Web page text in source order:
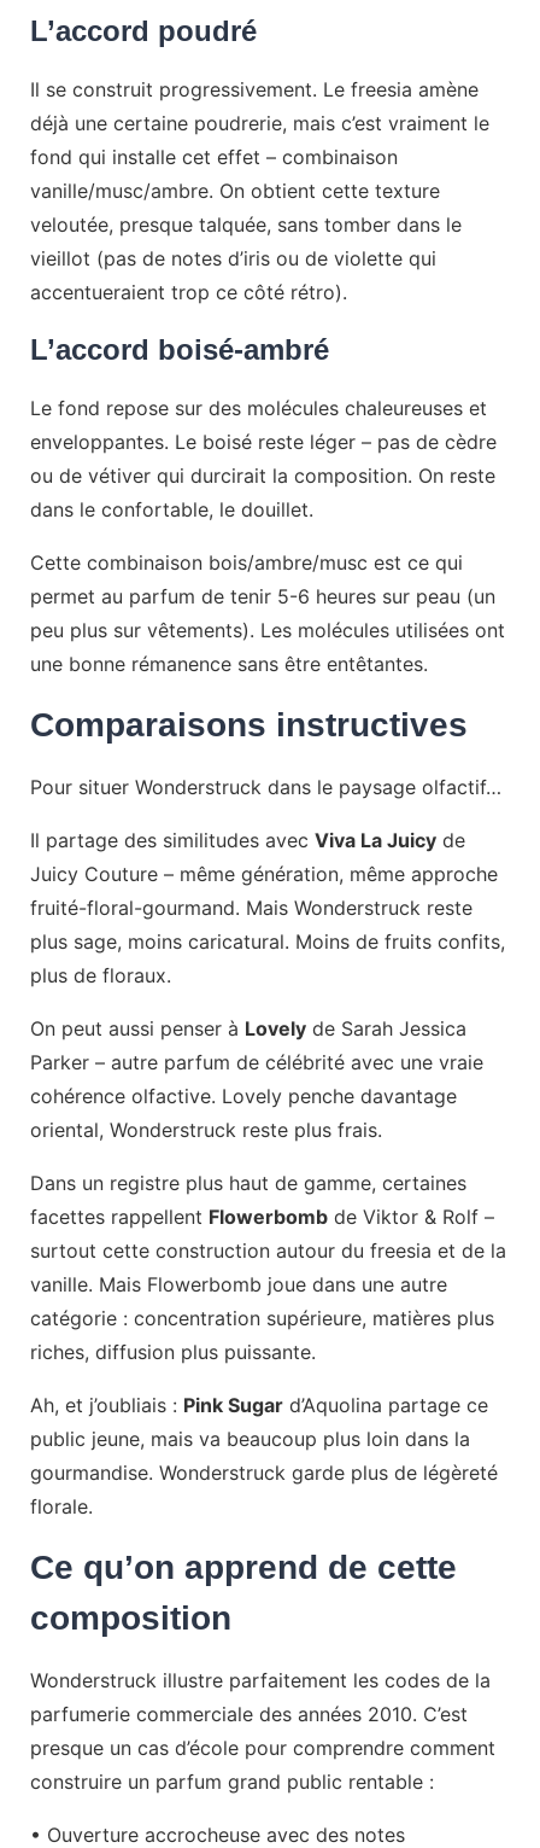
L’accord poudré
Il se construit progressivement. Le freesia amène
déjà une certaine poudrerie, mais c’est vraiment le
fond qui installe cet effet – combinaison
vanille/musc/ambre. On obtient cette texture
veloutée, presque talquée, sans tomber dans le
vieillot (pas de notes d’iris ou de violette qui
accentueraient trop ce côté rétro).
L’accord boisé-ambré
Le fond repose sur des molécules chaleureuses et
enveloppantes. Le boisé reste léger – pas de cèdre
ou de vétiver qui durcirait la composition. On reste
dans le confortable, le douillet.
Cette combinaison bois/ambre/musc est ce qui
permet au parfum de tenir 5-6 heures sur peau (un
peu plus sur vêtements). Les molécules utilisées ont
une bonne rémanence sans être entêtantes.
Comparaisons instructives
Pour situer Wonderstruck dans le paysage olfactif…
Il partage des similitudes avec Viva La Juicy de
Juicy Couture – même génération, même approche
fruité-floral-gourmand. Mais Wonderstruck reste
plus sage, moins caricatural. Moins de fruits confits,
plus de floraux.
On peut aussi penser à Lovely de Sarah Jessica
Parker – autre parfum de célébrité avec une vraie
cohérence olfactive. Lovely penche davantage
oriental, Wonderstruck reste plus frais.
Dans un registre plus haut de gamme, certaines
facettes rappellent Flowerbomb de Viktor & Rolf –
surtout cette construction autour du freesia et de la
vanille. Mais Flowerbomb joue dans une autre
catégorie : concentration supérieure, matières plus
riches, diffusion plus puissante.
Ah, et j’oubliais : Pink Sugar d’Aquolina partage ce
public jeune, mais va beaucoup plus loin dans la
gourmandise. Wonderstruck garde plus de légèreté
florale.
Ce qu’on apprend de cette
composition
Wonderstruck illustre parfaitement les codes de la
parfumerie commerciale des années 2010. C’est
presque un cas d’école pour comprendre comment
construire un parfum grand public rentable :
• Ouverture accrocheuse avec des notes